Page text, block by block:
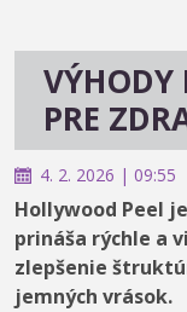
VÝHODY
PRE
4. 2. 2026 | 09:55
Hollywood Peel
prináša rýchle a
zlepšenie
jemných vrások.